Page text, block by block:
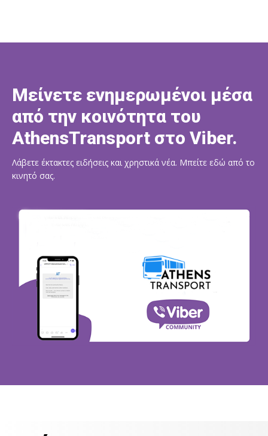
Μείνετε ενημερωμένοι μέσα
από την κοινότητα του
AthensTransport στο Viber.
Λάβετε έκτακτες ειδήσεις και χρηστικά νέα. Μπείτε εδώ από το
κινητό σας.